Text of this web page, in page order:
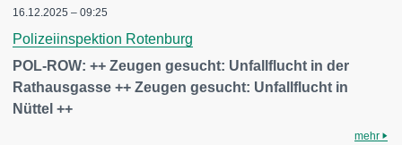
16.12.2025 – 09:25
Polizeiinspektion Rotenburg
POL-ROW: ++ Zeugen gesucht: Unfallflucht in der
Rathausgasse ++ Zeugen gesucht: Unfallflucht in
Nüttel ++
mehr